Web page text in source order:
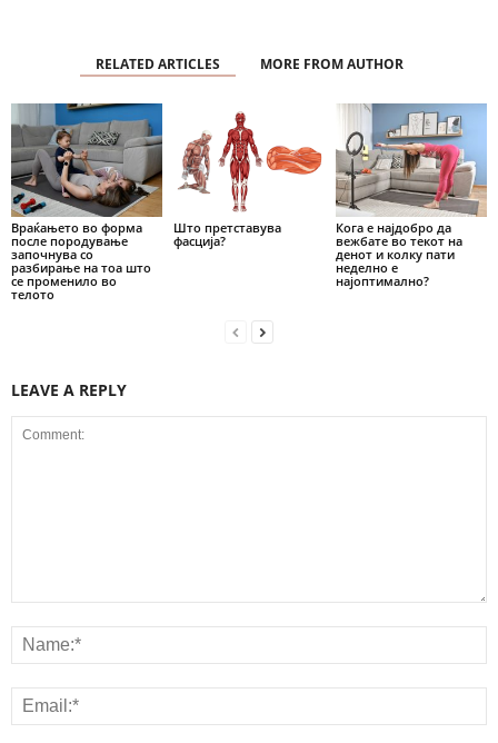
RELATED ARTICLES MORE FROM AUTHOR
Враќањето во форма
после породување
започнува со
разбирање на тоа што
се променило во
телото
Што претставува
фасција?
Кога е најдобро да
вежбате во текот на
денот и колку пати
неделно е
најоптимално?
LEAVE A REPLY